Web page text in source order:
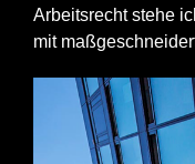
Arbeitsrecht stehe
mit